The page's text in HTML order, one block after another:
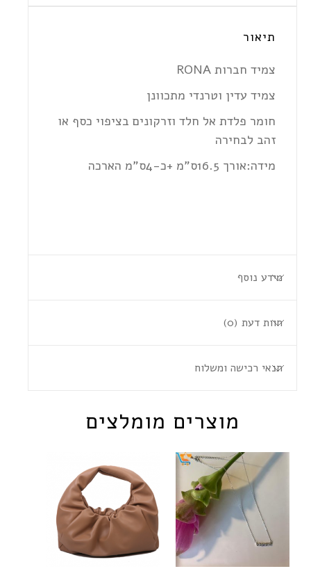
תיאור
צמיד חברות RONA
צמיד עדין וטרנדי מתכוונן
חומר פלדת אל חלד וזרקונים בציפוי כסף או
זהב לבחירה
מידה:אורך 16.5ס"מ +כ-4ס"מ הארכה
מידע נוסף
חוות דעת (0)
תנאי רכישה ומשלוח
מוצרים מומלצים